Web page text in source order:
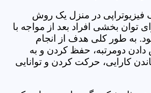
فیزیوتراپی در منزل یک روش
توان بخشی افراد بعد از مواجه با
به طور کلی هدف از انجام
دادن دومرتبه، حفظ کردن و به
کارایی، حرکت کردن و توانایی